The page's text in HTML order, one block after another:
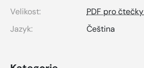
Velikost:
PDF pro čtečky
Jazyk:
Čeština